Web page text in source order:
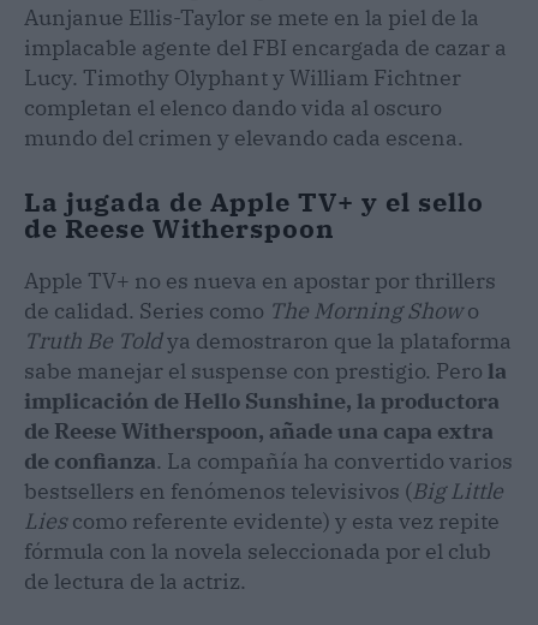
Aunjanue Ellis-Taylor se mete en la piel de la
implacable agente del FBI encargada de cazar a
Lucy. Timothy Olyphant y William Fichtner
completan el elenco dando vida al oscuro
mundo del crimen y elevando cada escena.
La jugada de Apple TV+ y el sello
de Reese Witherspoon
Apple TV+ no es nueva en apostar por thrillers
de calidad. Series como The Morning Showo
Truth Be Toldya demostraron que la plataforma
sabe manejar el suspense con prestigio. Pero la
implicación de Hello Sunshine, la productora
de Reese Witherspoon, añade una capa extra
de confianza. La compañía ha convertido varios
bestsellers en fenómenos televisivos (Big Little
Liescomo referente evidente) y esta vez repite
fórmula con la novela seleccionada por el club
de lectura de la actriz.